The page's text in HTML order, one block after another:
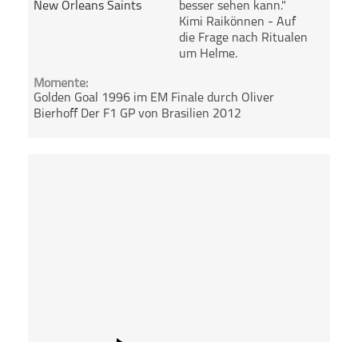
New Orleans Saints
besser sehen kann."
Kimi Raikönnen - Auf
die Frage nach Ritualen
um Helme.
Momente:
Golden Goal 1996 im EM Finale durch Oliver
Bierhoff Der F1 GP von Brasilien 2012